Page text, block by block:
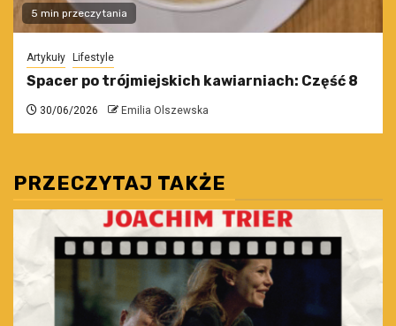
5 min przeczytania
Artykuły Lifestyle
Spacer po trójmiejskich kawiarniach: Część 8
30/06/2026 Emilia Olszewska
PRZECZYTAJ TAKŻE